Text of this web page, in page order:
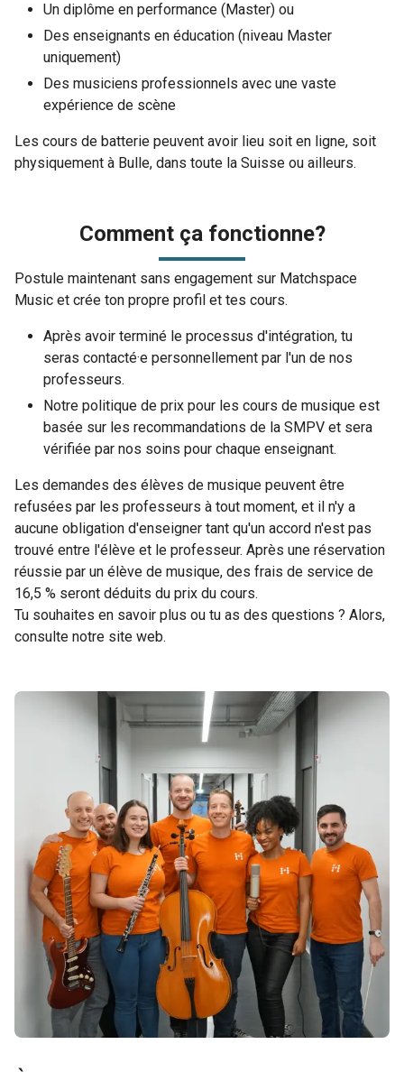
Un diplôme en performance (Master) ou
Des enseignants en éducation (niveau Master
uniquement)
Des musiciens professionnels avec une vaste
expérience de scène
Les cours de batterie peuvent avoir lieu soit en ligne, soit
physiquement à Bulle, dans toute la Suisse ou ailleurs.
Comment ça fonctionne?
Postule maintenant sans engagement sur Matchspace
Music et crée ton propre profil et tes cours.
Après avoir terminé le processus d'intégration, tu
seras contacté·e personnellement par l'un de nos
professeurs.
Notre politique de prix pour les cours de musique est
basée sur les recommandations de la SMPV et sera
vérifiée par nos soins pour chaque enseignant.
Les demandes des élèves de musique peuvent être
refusées par les professeurs à tout moment, et il n'y a
aucune obligation d'enseigner tant qu'un accord n'est pas
trouvé entre l'élève et le professeur. Après une réservation
réussie par un élève de musique, des frais de service de
16,5 % seront déduits du prix du cours.
Tu souhaites en savoir plus ou tu as des questions ? Alors,
consulte notre site web.